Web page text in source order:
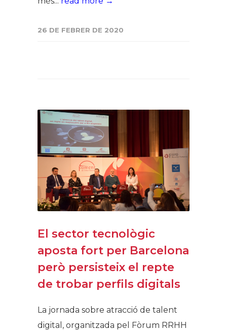
26 DE FEBRER DE 2020
El sector tecnològic
aposta fort per Barcelona
però persisteix el repte
de trobar perfils digitals
La jornada sobre atracció de talent
digital, organitzada pel Fòrum RRHH